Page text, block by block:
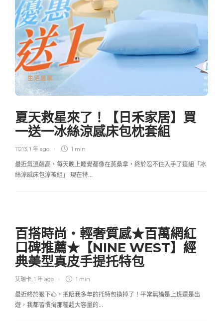
生活居家
夏天救星來了！【日禾家居】買
一送一冰絲涼感床包枕套組
11213, 1 年 ago 1 min
最近氣溫飆高，每天晚上睡覺都像在蒸桑拿，終於忍不住入手了這組「冰
絲涼感床包涼被組」 現在特…
百搭時尚‧輕奢質感★百萬網紅
口碑推薦★【NINE WEST】經
典美型真皮手提托特包
艾瑞卡, 1 年 ago 1 min
最近終於狠下心，把陪我多年的托特包換掉了！平常無論是上班還是出
遊，我都習慣揹那種超大容量的…